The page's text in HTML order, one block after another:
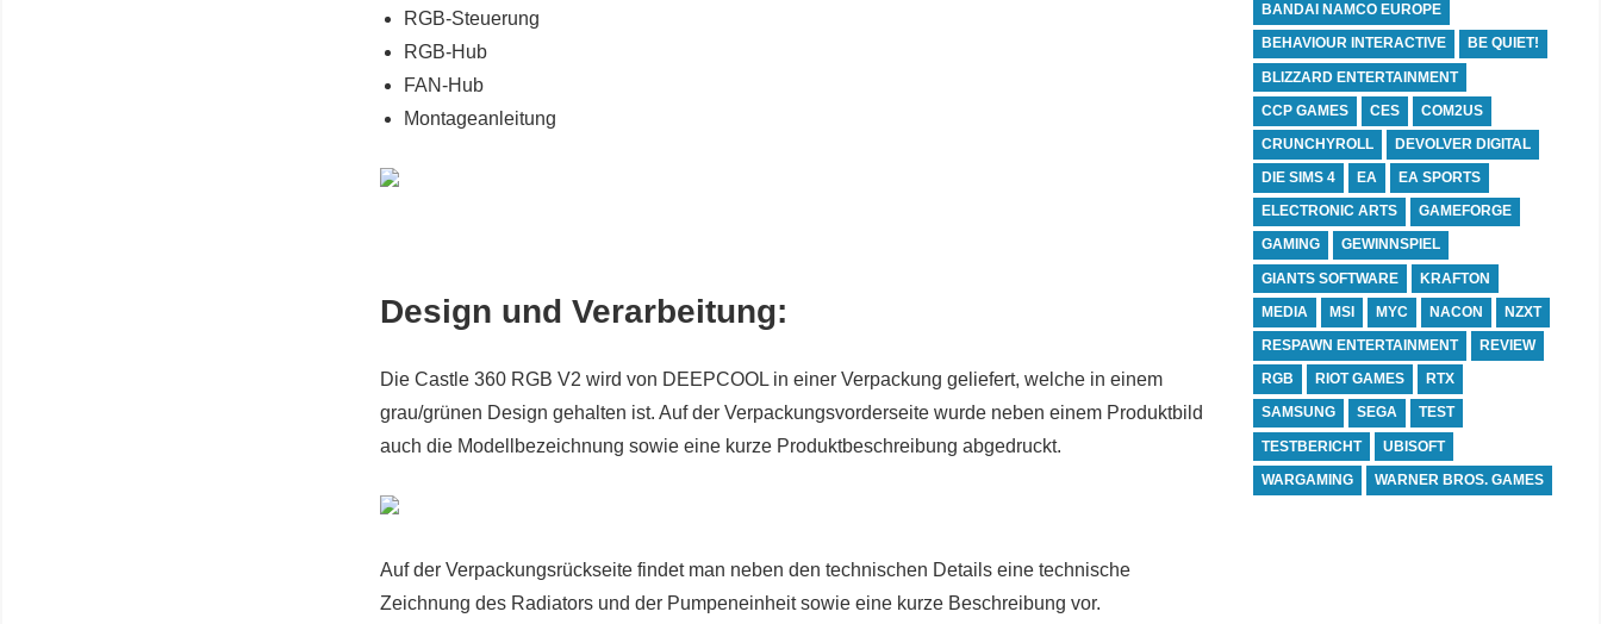
RGB-Steuerung
RGB-Hub
FAN-Hub
Montageanleitung
Design und Verarbeitung:
Die Castle 360 RGB V2 wird von DEEPCOOL in einer Verpackung geliefert, welche in einem
grau/grünen Design gehalten ist. Auf der Verpackungsvorderseite wurde neben einem Produktbild
auch die Modellbezeichnung sowie eine kurze Produktbeschreibung abgedruckt.
Auf der Verpackungsrückseite findet man neben den technischen Details eine technische
Zeichnung des Radiators und der Pumpeneinheit sowie eine kurze Beschreibung vor.
BANDAI NAMCO EUROPE
BEHAVIOUR INTERACTIVE BE QUIET!
BLIZZARD ENTERTAINMENT
CCP GAMES CES COM2US
CRUNCHYROLL DEVOLVER DIGITAL
DIE SIMS 4 EA EA SPORTS
ELECTRONIC ARTS GAMEFORGE
GAMING GEWINNSPIEL
GIANTS SOFTWARE KRAFTON
MEDIA MSI MYC NACON NZXT
RESPAWN ENTERTAINMENT REVIEW
RGB RIOT GAMES RTX
SAMSUNG SEGA TEST
TESTBERICHT UBISOFT
WARGAMING WARNER BROS. GAMES